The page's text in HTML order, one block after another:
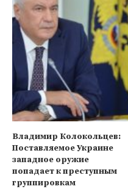
Владимир Колокольцев:
Поставляемое Украине
западное оружие
попадает к преступным
группировкам